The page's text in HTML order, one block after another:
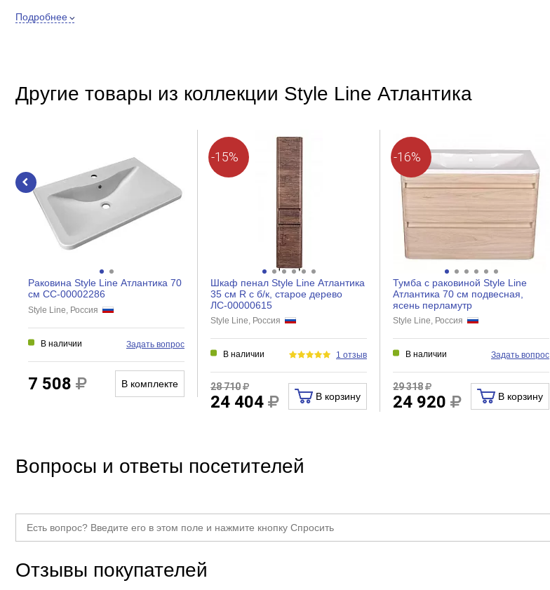
Материал корпуса
Форма зеркала
Прямоугольная
Полка Нет
Оснащение
Подсветка
Есть
Светильник
Нет
Антипар
Прочие
Тип товара Зеркало в ванную комнату
Подробнее
Другие товары из коллекции Style Line Атлантика
Раковина Style Line Атлантика 70
см СС-00002286
Style Line, Россия
В наличии Задать вопрос
7 508 В комплекте
-15%
Шкаф пенал Style Line Атлантика
35 см R с б/к, старое дерево
ЛС-00000615
Style Line, Россия
В наличии 1 отзыв
28 710
24 404 В корзину
-16%
Тумба с раковиной Style Line
Атлантика 70 см подвесная,
ясень перламутр
Style Line, Россия
В наличии Задать вопрос
29 318
24 920 В корзину
Вопросы и ответы посетителей
Отзывы покупателей